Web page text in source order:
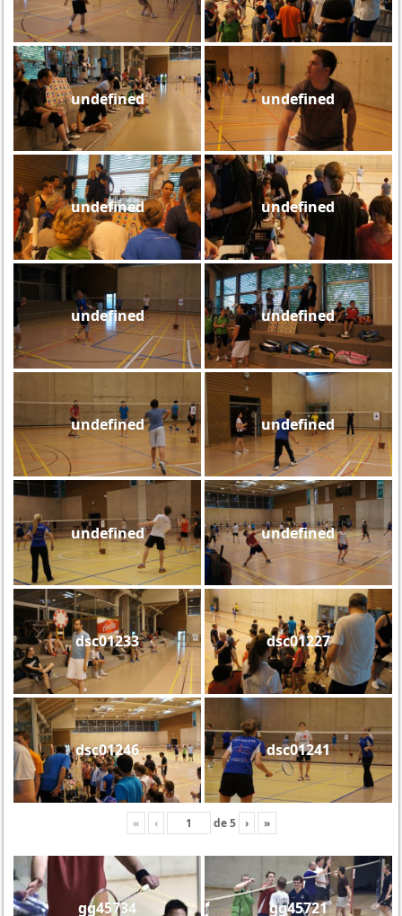
undefined undefined
undefined undefined
undefined undefined
undefined undefined
undefined undefined
dsc01233 dsc01227
dsc01246 dsc01241
« ‹ de5 › »
gg45734 gg45721